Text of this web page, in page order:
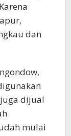
dan
juga dijual
mulai